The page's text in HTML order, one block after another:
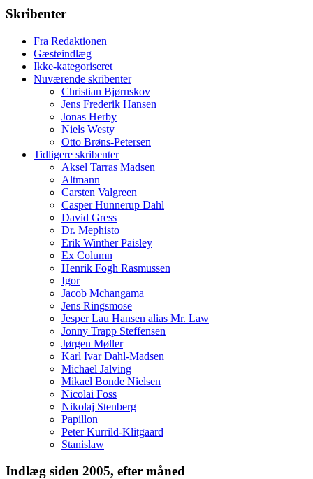
Skribenter
Fra Redaktionen
Gæsteindlæg
Ikke-kategoriseret
Nuværende skribenter
Christian Bjørnskov
Jens Frederik Hansen
Jonas Herby
Niels Westy
Otto Brøns-Petersen
Tidligere skribenter
Aksel Tarras Madsen
Altmann
Carsten Valgreen
Casper Hunnerup Dahl
David Gress
Dr. Mephisto
Erik Winther Paisley
Ex Column
Henrik Fogh Rasmussen
Igor
Jacob Mchangama
Jens Ringsmose
Jesper Lau Hansen alias Mr. Law
Jonny Trapp Steffensen
Jørgen Møller
Karl Ivar Dahl-Madsen
Michael Jalving
Mikael Bonde Nielsen
Nicolai Foss
Nikolaj Stenberg
Papillon
Peter Kurrild-Klitgaard
Stanislaw
Indlæg siden 2005, efter måned